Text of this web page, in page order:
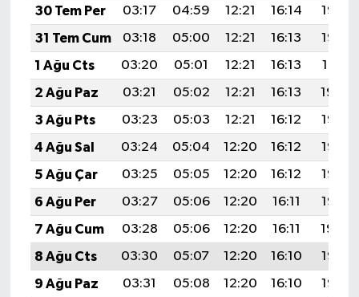
30 Tem Per
03:17 04:59 12:21 16:14
19:33
31 Tem Cum
03:18 05:00 12:21 16:13
19:32
1 Ağu Cts
03:20 05:01 12:21 16:13
19:31
2 Ağu Paz
03:21 05:02 12:21 16:13
19:29
3 Ağu Pts
03:23 05:03 12:21 16:12
19:28
4 Ağu Sal
03:24 05:04 12:20 16:12
19:27
5 Ağu Çar
03:25 05:05 12:20 16:12
19:26
6 Ağu Per
03:27 05:06 12:20 16:11
19:25
7 Ağu Cum
03:28 05:06 12:20 16:11
19:24
8 Ağu Cts
03:30 05:07 12:20 16:10
19:23
9 Ağu Paz
03:31 05:08 12:20 16:10
19:22